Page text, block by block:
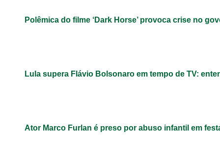
Polêmica do filme ‘Dark Horse’ provoca crise no
Lula supera Flávio Bolsonaro em tempo de TV:
Ator Marco Furlan é preso por abuso infantil em